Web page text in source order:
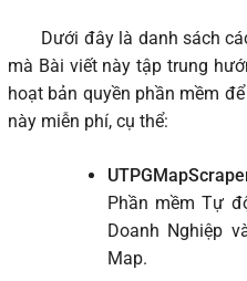
Dưới đây là danh sách
mà Bài viết này tập trung
hoạt bản quyền phần mềm
này miễn phí, cụ thể:
Phần mềm Tự
Doanh Nghiệp
Map.